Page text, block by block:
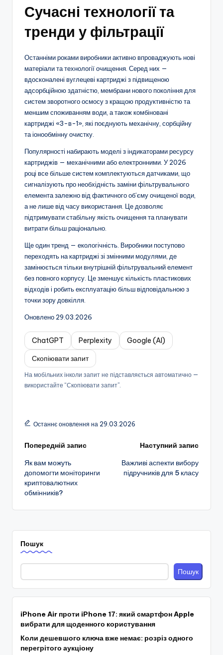
Сучасні технології та
тренди у фільтрації
Останніми роками виробники активно впроваджують нові
матеріали та технології очищення. Серед них —
вдосконалені вуглецеві картриджі з підвищеною
адсорбційною здатністю, мембрани нового покоління для
систем зворотного осмосу з кращою продуктивністю та
меншим споживанням води, а також комбіновані
картриджі «3-в-1», які поєднують механічну, сорбційну
та іонообмінну очистку.
Популярності набирають моделі з індикаторами ресурсу
картриджів — механічними або електронними. У 2026
році все більше систем комплектуються датчиками, що
сигналізують про необхідність заміни фільтрувального
елемента залежно від фактичного об’єму очищеної води,
а не лише від часу використання. Це дозволяє
підтримувати стабільну якість очищення та планувати
витрати більш раціонально.
Ще один тренд — екологічність. Виробники поступово
переходять на картриджі зі змінними модулями, де
замінюється тільки внутрішній фільтрувальний елемент
без повного корпусу. Це зменшує кількість пластикових
відходів і робить експлуатацію більш відповідальною з
точки зору довкілля.
Оновлено 29.03.2026
ChatGPT Perplexity
Google (AI)
Скопіювати запит
На мобільних інколи запит не підставляється автоматично —
використайте “Скопіювати запит”.
Останнє оновлення на 29.03.2026
Навігація
по
запису
Попередній запис
Як вам можуть
допомогти моніторинги
криптовалютних
обмінників?
Наступний запис
Важливі аспекти вибору
підручників для 5 класу
Пошук
Пошук
iPhone Air проти iPhone 17: який смартфон Apple
вибрати для щоденного користування
Коли дешевшого ключа вже немає: розріз одного
перегрітого аукціону